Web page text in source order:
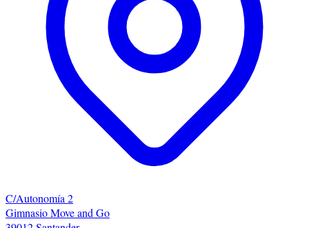
C/Autonomía 2
Gimnasio Move and Go